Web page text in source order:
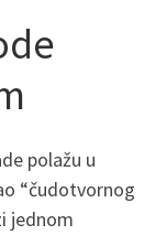
polažu u
“čudotvornog
jednom